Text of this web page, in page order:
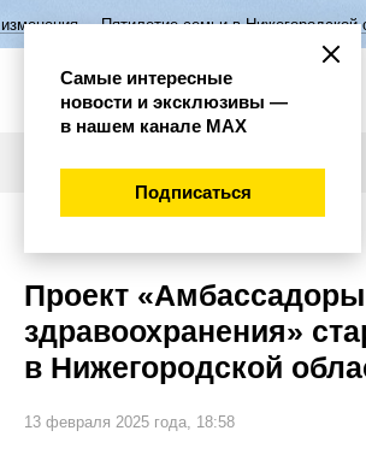
семьи в Нижегородской области Год
Проект «Амбассадоры
здравоохранения»
в Нижегородской
13 февраля 2025 года, 18:58
Самые интересные
новости и эксклюзивы —
в нашем канале МАХ
Подписаться